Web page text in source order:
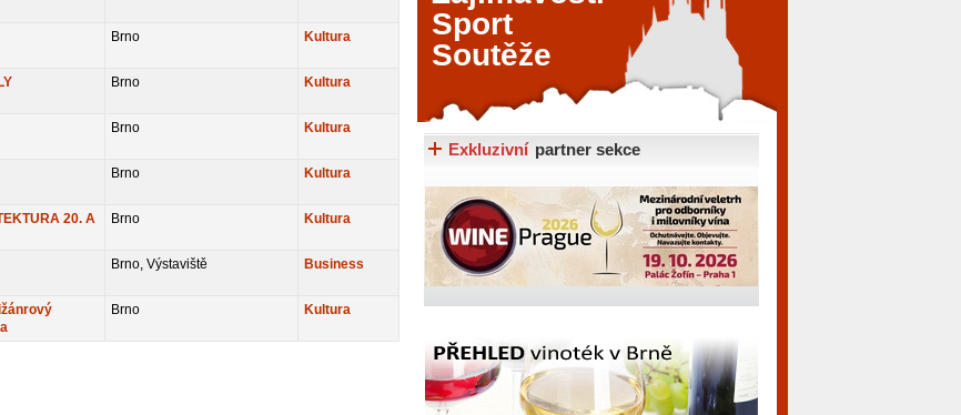
Brno Kultura
Brno Kultura
Brno Kultura
Brno Kultura
20. A
Brno Kultura
Brno, Výstaviště Business
Brno Kultura
metropoli naleznete širokou nabídku her od klasické
Sport
Soutěže
Exkluzivní partner sekce